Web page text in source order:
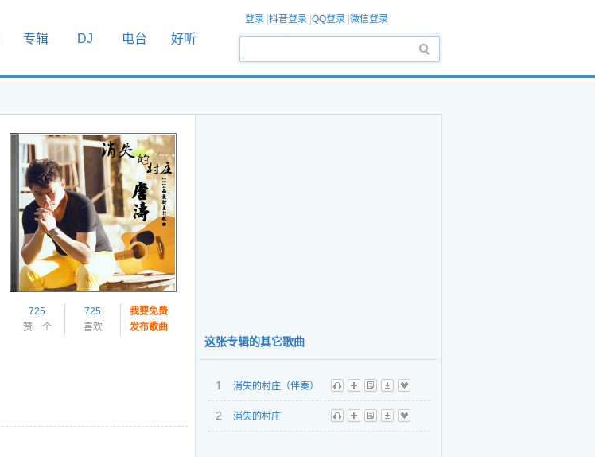
专辑 DJ 电台 好听
登录 抖音登录 QQ登录 微信登录
725
赞一个
725
喜欢
我要免费
发布歌曲
这张专辑的其它歌曲
1
消失的村庄（伴奏）
听
播 歌 下 收
2
消失的村庄
听
播 歌 下 收